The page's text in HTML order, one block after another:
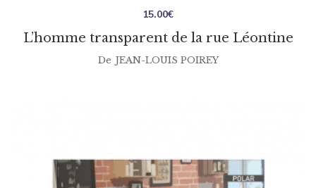
L’homme transparent de la rue Léontine
15.00€
De JEAN-LOUIS POIREY